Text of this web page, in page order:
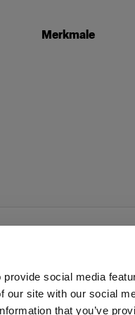
social media
our site with our social
that you’ve
Merkmale
Light Withdrawal